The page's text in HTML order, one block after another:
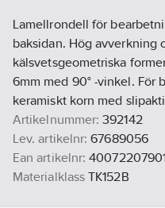
Lamellrondell för
baksidan. Hög avverkning
kälsvetsgeometriska
6mm med 90° -vinkel. För
keramiskt korn med
Artikelnummer: 392142
Lev. artikelnr: 67689056
Ean artikelnr:
Materialklass TK152B